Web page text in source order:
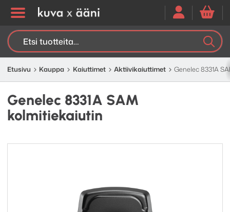
Etsi:
Etusivu Kauppa Kaiuttimet Aktiivi­kaiuttimet Genelec 8331A
Genelec 8331A SAM
kolmitiekaiutin